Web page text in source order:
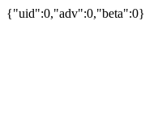
{"uid":0,"adv":0,"beta":0}